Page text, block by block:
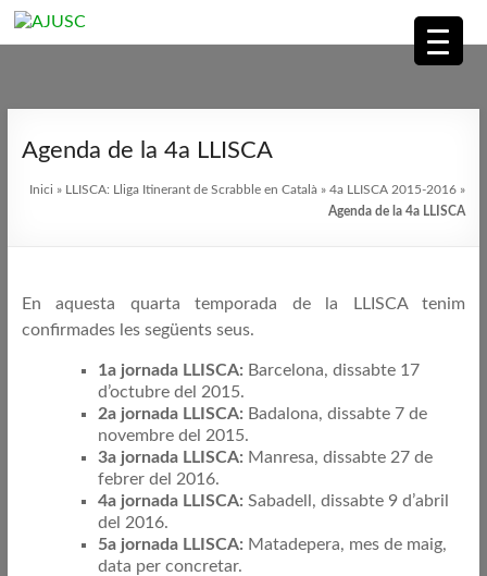
content
Jugadors
Agenda de la 4a LLISCA
Inici » LLISCA: Lliga Itinerant de Scrabble en Català »4a LLISCA 2015-2016 »
Agenda de la 4a LLISCA
En aquesta quarta temporada de la LLISCA tenim
confirmades les següents seus.
1a jornada LLISCA: Barcelona, dissabte 17
d’octubre del 2015.
2a jornada LLISCA: Badalona, dissabte 7 de
novembre del 2015.
3a jornada LLISCA: Manresa, dissabte 27 de
febrer del 2016.
4a jornada LLISCA: Sabadell, dissabte 9 d’abril
del 2016.
5a jornada LLISCA: Matadepera, mes de maig,
data per concretar.